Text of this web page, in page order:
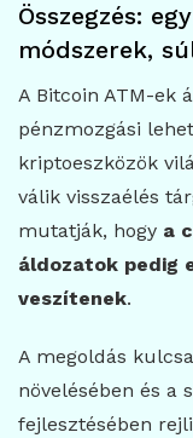
Összegzés:
módszerek,
A Bitcoin ATM-ek
pénzmozgási
kriptoeszközök
válik visszaélés
mutatják, hogy a
áldozatok pedig
veszítenek.
A megoldás
növelésében és a
fejlesztésében